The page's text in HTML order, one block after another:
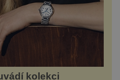
kolekci